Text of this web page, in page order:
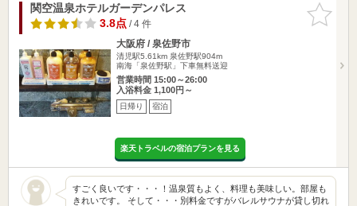
お気に入
りに追加
関空温泉ホテルガーデンパレス
3.8点/ 4 件
大阪府 / 泉佐野市
清児駅5.61km 泉佐野駅904m
南海「泉佐野駅」下車無料送迎
営業時間 15:00～26:00
入浴料金 1,100円～
日帰り 宿泊
楽天トラベルの宿泊プランを見る
すごく良いです・・・！温泉質もよく、料理も美味しい。部屋も
きれいです。 そして・・・別料金ですがバレルサウナが貸し切れ